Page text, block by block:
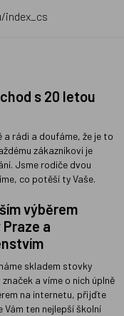
index_cs
s 20 letou
a rádi a doufáme, že je to
zákazníkovi je
Jsme rodiče dvou
co potěší ty Vaše.
výběrem
a
skladem stovky
a víme o nich úplně
na internetu, přijďte
Vám ten nejlepší školní